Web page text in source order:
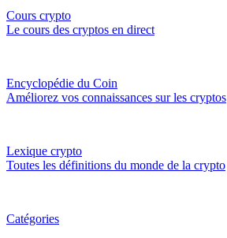
Cours crypto
Le cours des cryptos en direct
Encyclopédie du Coin
Améliorez vos connaissances sur les cryptos
Lexique crypto
Toutes les définitions du monde de la crypto
Catégories